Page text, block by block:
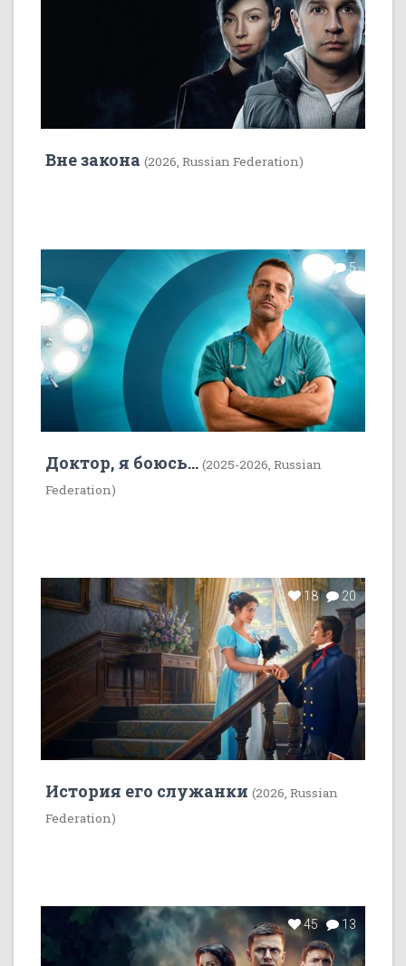
Вне закона (2026, Russian Federation)
7 5
Доктор, я боюсь... (2025-2026, Russian
Federation)
18 20
История его служанки (2026, Russian
Federation)
45 13